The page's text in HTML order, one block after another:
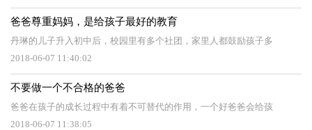
爸爸尊重妈妈，是给孩子最好的教育
丹琳的儿子升入初中后，校园里有多个社团，家里人都鼓励孩子多
2018-06-07 11:40:02
不要做一个不合格的爸爸
爸爸在孩子的成长过程中有着不可替代的作用，一个好爸爸会给孩
2018-06-07 11:38:05